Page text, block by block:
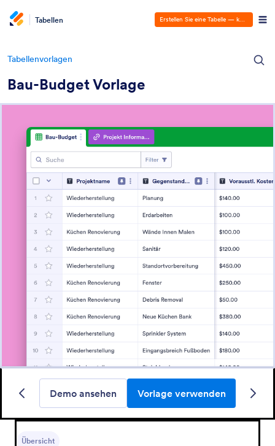
Tabellen Erstellen Sie eine Tabelle — kostenlos!
Tabellenvorlagen
Bau-Budget Vorlage
Demo ansehen Vorlage verwenden
Übersicht